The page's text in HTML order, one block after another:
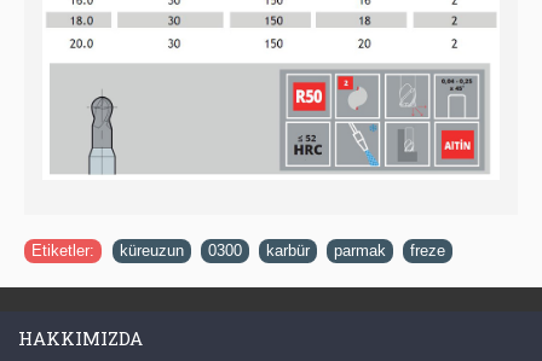
Etiketler: küreuzun 0300 karbür parmak freze
HAKKIMIZDA